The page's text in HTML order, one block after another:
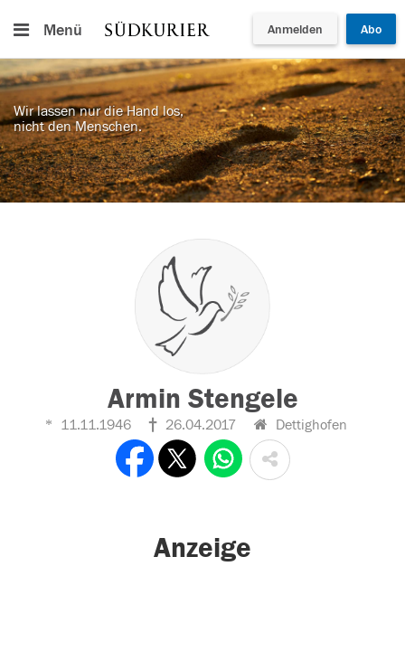
Menü Anmelden Abo
Wir lassen nur die Hand los,
nicht den Menschen.
Armin Stengele
11.11.1946 26.04.2017 Dettighofen
Anzeige